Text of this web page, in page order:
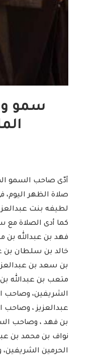
سمو
أدّى صاحب السمو
صلاة الظهر اليوم،
لطيفه بنت
كما أدى الصلاة مع
فهد بن عبدالله بن
خالد بن سلطان بن
بن سعد بن
متعب بن عبدالله
الشريفين، وصاحب
عبدالعزيز ،
بن فهد ، وصاحب
نواف بن محمد بن
الحرمين